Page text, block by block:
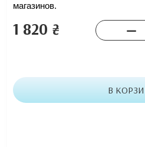
магазинов.
1 820 ₴
В